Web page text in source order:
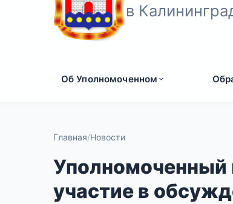
в
Об Уполномоченном
Главная Новости
Уполномоченный
участие в